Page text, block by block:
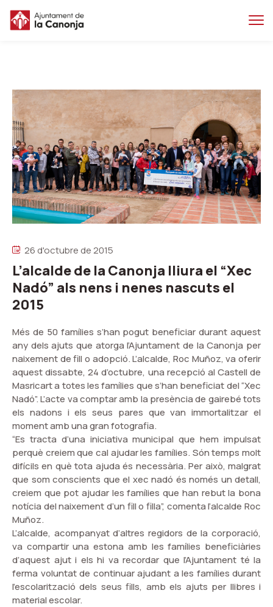
Salta
al
contingut
Salta
la
26 d'octubre de 2015
L’alcalde de la Canonja lliura el “Xec
Nadó” als nens i nenes nascuts el
2015
Més de 50 famílies s’han pogut beneficiar durant aquest
any dels ajuts que atorga l’Ajuntament de la Canonja per
naixement de fill o adopció. L’alcalde, Roc Muñoz, va oferir
aquest dissabte, 24 d’octubre, una recepció al Castell de
Masricart a totes les famílies que s’han beneficiat del “Xec
Nadó”. L’acte va comptar amb la presència de gairebé tots
els nadons i els seus pares que van immortalitzar el
moment amb una gran fotografia.
“Es tracta d’una iniciativa municipal que hem impulsat
perquè creiem que cal ajudar les famílies. Són temps molt
difícils en què tota ajuda és necessària. Per això, malgrat
que som conscients que el xec nadó és només un detall,
creiem que pot ajudar les famílies que han rebut la bona
notícia del naixement d’un fill o filla”, comenta l’alcalde Roc
Muñoz.
L’alcalde, acompanyat d’altres regidors de la corporació,
va compartir una estona amb les famílies beneficiàries
d’aquest ajut i els hi va recordar que l’Ajuntament té la
ferma voluntat de continuar ajudant a les famílies durant
l’escolarització dels seus fills, amb els ajuts per llibres i
material escolar.